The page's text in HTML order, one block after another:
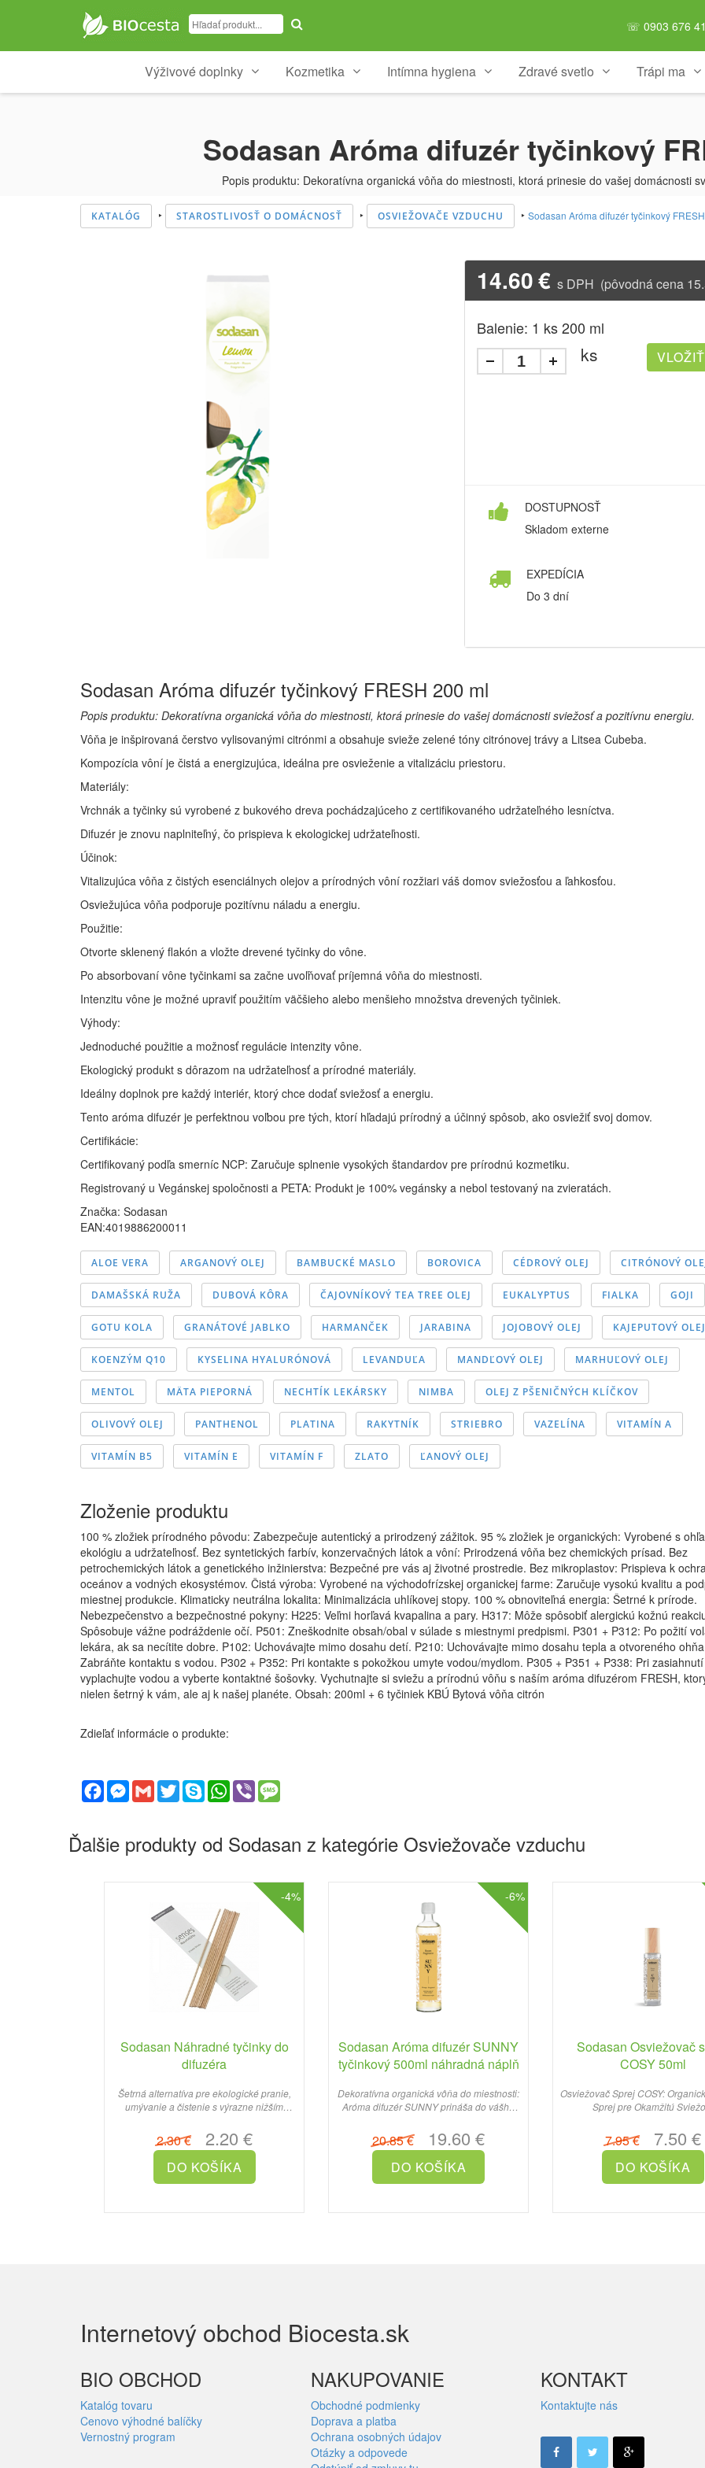
☏ 0903 676
Výživové doplnky Kozmetika Intímna hygiena Zdravé svetlo Trápi ma
Sodasan Aróma difuzér tyčinkový
Popis produktu: Dekoratívna organická vôňa do miestnosti, ktorá prinesie do vašej domácnosti
KATALÓG ‣ STAROSTLIVOSŤ O DOMÁCNOSŤ ‣ OSVIEŽOVAČE VZDUCHU ‣ Sodasan Aróma difuzér tyčinkový
14.60€ s DPH (pôvodná cena
Balenie: 1 ks 200 ml
ks
DOSTUPNOSŤ
Skladom externe
EXPEDÍCIA
Do 3 dní
Sodasan Aróma difuzér tyčinkový FRESH 200 ml
Popis produktu: Dekoratívna organická vôňa do miestnosti, ktorá prinesie do vašej domácnosti sviežosť a pozitívnu energiu.
Vôňa je inšpirovaná čerstvo vylisovanými citrónmi a obsahuje svieže zelené tóny citrónovej trávy a Litsea Cubeba.
Kompozícia vôní je čistá a energizujúca, ideálna pre osvieženie a vitalizáciu priestoru.
Materiály:
Vrchnák a tyčinky sú vyrobené z bukového dreva pochádzajúceho z certifikovaného udržateľného lesníctva.
Difuzér je znovu naplniteľný, čo prispieva k ekologickej udržateľnosti.
Účinok:
Vitalizujúca vôňa z čistých esenciálnych olejov a prírodných vôní rozžiari váš domov sviežosťou a ľahkosťou.
Osviežujúca vôňa podporuje pozitívnu náladu a energiu.
Použitie:
Otvorte sklenený flakón a vložte drevené tyčinky do vône.
Po absorbovaní vône tyčinkami sa začne uvoľňovať príjemná vôňa do miestnosti.
Intenzitu vône je možné upraviť použitím väčšieho alebo menšieho množstva drevených tyčiniek.
Výhody:
Jednoduché použitie a možnosť regulácie intenzity vône.
Ekologický produkt s dôrazom na udržateľnosť a prírodné materiály.
Ideálny doplnok pre každý interiér, ktorý chce dodať sviežosť a energiu.
Tento aróma difuzér je perfektnou voľbou pre tých, ktorí hľadajú prírodný a účinný spôsob, ako osviežiť svoj domov.
Certifikácie:
Certifikovaný podľa smerníc NCP: Zaručuje splnenie vysokých štandardov pre prírodnú kozmetiku.
Registrovaný u Vegánskej spoločnosti a PETA: Produkt je 100% vegánsky a nebol testovaný na zvieratách.
Značka: Sodasan
EAN:4019886200011
ALOE VERA ARGANOVÝ OLEJ BAMBUCKÉ MASLO BOROVICA CÉDROVÝ OLEJ CITRÓNOVÝ
DAMAŠSKÁ RUŽA DUBOVÁ KÔRA ČAJOVNÍKOVÝ TEA TREE OLEJ EUKALYPTUS FIALKA GOJI
GOTU KOLA GRANÁTOVÉ JABLKO HARMANČEK JARABINA JOJOBOVÝ OLEJ KAJEPUTOVÝ OLEJ
KOENZÝM Q10 KYSELINA HYALURÓNOVÁ LEVANDUĽA MANDĽOVÝ OLEJ MARHUĽOVÝ OLEJ
MENTOL MÄTA PIEPORNÁ NECHTÍK LEKÁRSKY NIMBA OLEJ Z PŠENIČNÝCH KLÍČKOV
OLIVOVÝ OLEJ PANTHENOL PLATINA RAKYTNÍK STRIEBRO VAZELÍNA VITAMÍN A
VITAMÍN B5 VITAMÍN E VITAMÍN F ZLATO ĽANOVÝ OLEJ
Zloženie produktu
100 % zložiek prírodného pôvodu: Zabezpečuje autentický a prirodzený zážitok. 95 % zložiek je organických: Vyrobené s
ekológiu a udržateľnosť. Bez syntetických farbív, konzervačných látok a vôní: Prirodzená vôňa bez chemických prísad. Bez
petrochemických látok a genetického inžinierstva: Bezpečné pre vás aj životné prostredie. Bez mikroplastov: Prispieva k
oceánov a vodných ekosystémov. Čistá výroba: Vyrobené na východofrízskej organickej farme: Zaručuje vysokú kvalitu a
miestnej produkcie. Klimaticky neutrálna lokalita: Minimalizácia uhlíkovej stopy. 100 % obnoviteľná energia: Šetrné k prírode.
Nebezpečenstvo a bezpečnostné pokyny: H225: Veľmi horľavá kvapalina a pary. H317: Môže spôsobiť alergickú kožnú
Spôsobuje vážne podráždenie očí. P501: Zneškodnite obsah/obal v súlade s miestnymi predpismi. P301 + P312: Po požití
lekára, ak sa necítite dobre. P102: Uchovávajte mimo dosahu detí. P210: Uchovávajte mimo dosahu tepla a otvoreného
Zabráňte kontaktu s vodou. P302 + P352: Pri kontakte s pokožkou umyte vodou/mydlom. P305 + P351 + P338: Pri
vyplachujte vodou a vyberte kontaktné šošovky. Vychutnajte si sviežu a prírodnú vôňu s naším aróma difuzérom FRESH,
nielen šetrný k vám, ale aj k našej planéte. Obsah: 200ml + 6 tyčiniek KBÚ Bytová vôňa citrón
Zdieľať informácie o produkte:
FacebookMessenger
GmailTwitterSkypeWhatsApp
Viber
Ďalšie produkty od Sodasan z kategórie Osviežovače vzduchu
-4%
Sodasan Náhradné tyčinky do
difuzéra
Šetrná alternatíva pre ekologické pranie,
umývanie a čistenie s výrazne nižším
2.30 €2.20 €
-6%
Sodasan Aróma difuzér SUNNY
tyčinkový 500ml náhradná náplň
Dekoratívna organická vôňa do miestnosti:
Aróma difuzér SUNNY prináša do vášho
20.85 €19.60 €
Sodasan Osviežovač
COSY 50ml
Osviežovač Sprej COSY:
Sprej pre Okamžitú
7.95 €7.50 €
Internetový obchod Biocesta.sk
BIO OBCHOD
Katalóg tovaru
Cenovo výhodné balíčky
Vernostný program
NAKUPOVANIE
Obchodné podmienky
Doprava a platba
Ochrana osobných údajov
Otázky a odpovede
KONTAKT
Kontaktujte nás